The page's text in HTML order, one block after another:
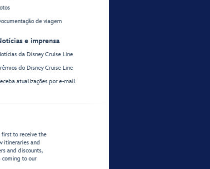
de viagem
e imprensa
da Disney Cruise Line
do Disney Cruise Line
atualizações por e-mail
to receive the
itineraries and
and discounts,
coming to our